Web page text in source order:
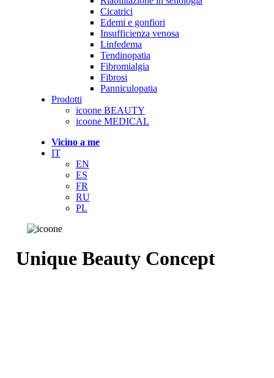
Cicatrici
Edemi e gonfiori
Insufficienza venosa
Linfedema
Tendinopatia
Fibromialgia
Fibrosi
Panniculopatia
Prodotti
icoone BEAUTY
icoone MEDICAL
Vicino a me
IT
EN
ES
FR
RU
PL
Unique Beauty Concept